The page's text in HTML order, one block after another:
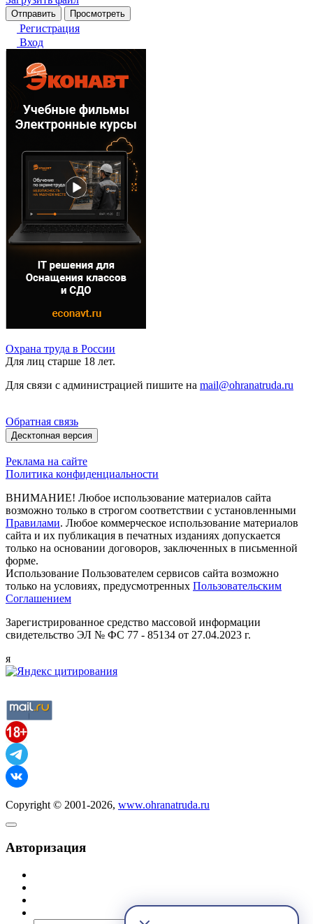
Регистрация
Вход
Охрана труда в России
Для лиц старше 18 лет.
Для связи с администрацией пишите на mail@ohranatruda.ru
Обратная связь
Десктопная версия
Реклама на сайте
Политика конфиденциальности
ВНИМАНИЕ! Любое использование материалов сайта
возможно только в строгом соответствии с установленными
Правилами. Любое коммерческое использование материалов
сайта и их публикация в печатных изданиях допускается
только на основании договоров, заключенных в письменной
форме.
Использование Пользователем сервисов сайта возможно
только на условиях, предусмотренных Пользовательским
Соглашением
Зарегистрированное средство массовой информации
свидетельство ЭЛ № ФС 77 - 85134 от 27.04.2023 г.
я
Copyright © 2001-2026, www.ohranatruda.ru
Авторизация